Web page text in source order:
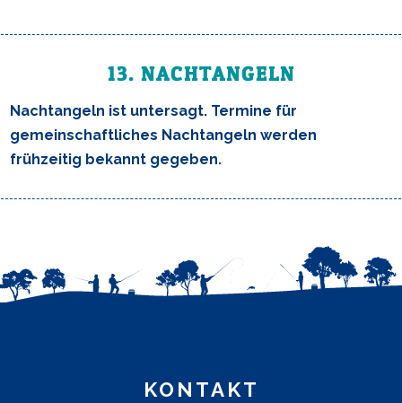
13. NACHTANGELN
Nachtangeln ist untersagt. Termine für
gemeinschaftliches Nachtangeln werden
frühzeitig bekannt gegeben.
KONTAKT